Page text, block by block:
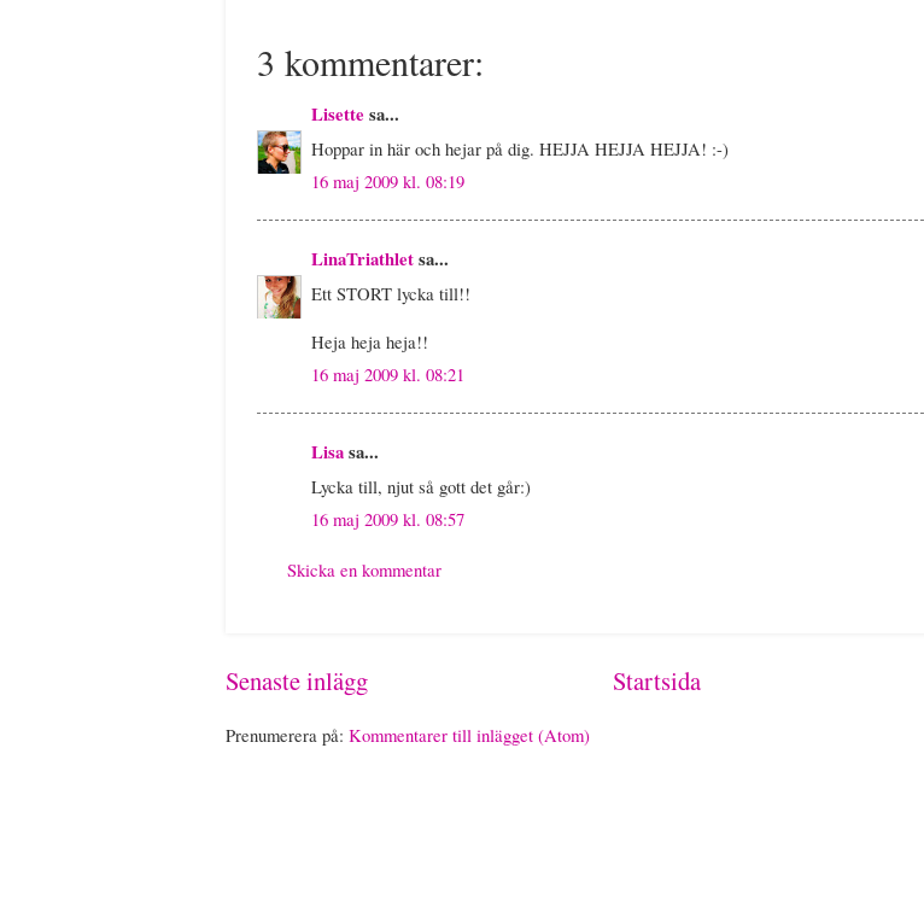
3 kommentarer:
Lisette sa...
Hoppar in här och hejar på dig. HEJJA HEJJA HEJJA! :-)
16 maj 2009 kl. 08:19
LinaTriathletsa...
Ett STORT lycka till!!
Heja heja heja!!
16 maj 2009 kl. 08:21
Lisasa...
Lycka till, njut så gott det går:)
16 maj 2009 kl. 08:57
Skicka en kommentar
Senaste inlägg Startsida
Prenumerera på: Kommentarer till inlägget (Atom)